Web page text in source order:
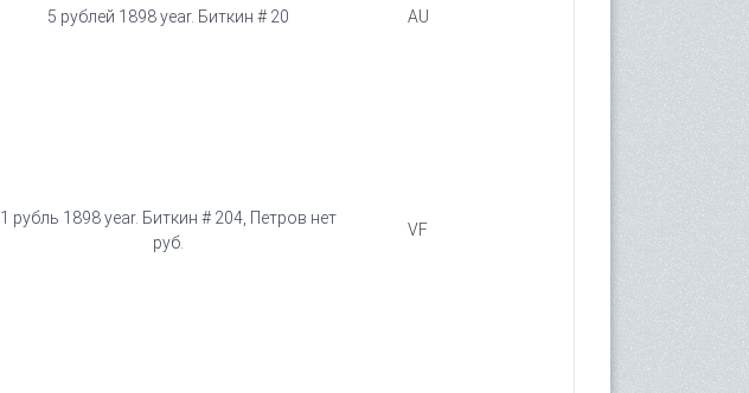
5 рублей 1898 year. Биткин # 20 AU
1 рубль 1898 year. Биткин # 204, Петров нет
руб.
VF